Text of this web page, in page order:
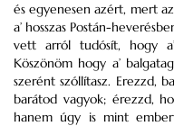
és egyenesen azért, mert
a’ hosszas Postán-
vett arról tudósít, hogy
Köszönöm hogy a’
szerént szóllítasz. Erezzd,
barátod vagyok; érezzd,
hanem úgy is mint